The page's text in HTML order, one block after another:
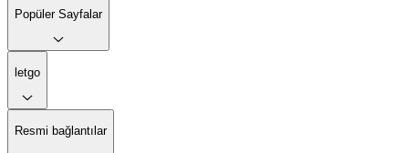
Popüler Sayfalar
letgo
Resmi bağlantılar